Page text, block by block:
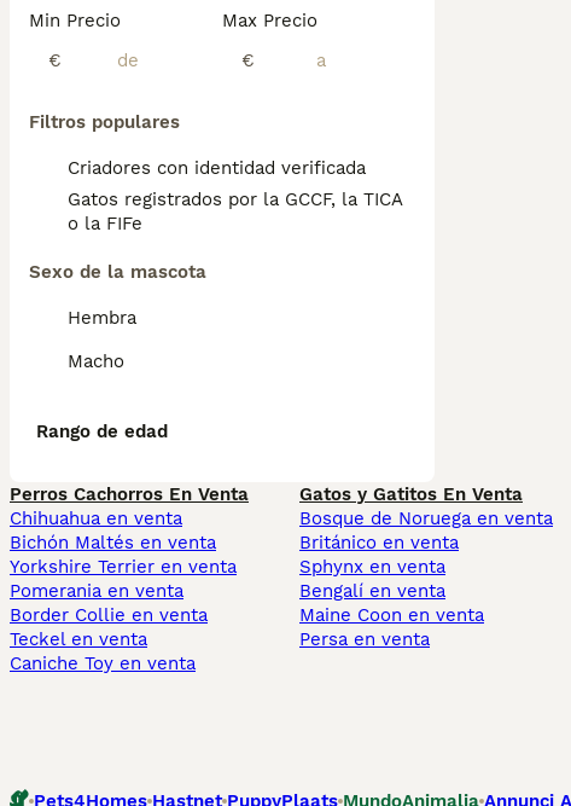
Min Precio
€
Max Precio
€
Filtros populares
Criadores con identidad verificada
Gatos registrados por la GCCF, la TICA
o la FIFe
Sexo de la mascota
Hembra
Macho
Rango de edad
Perros Cachorros En Venta
Chihuahua en venta
Bichón Maltés en venta
Yorkshire Terrier en venta
Pomerania en venta
Border Collie en venta
Teckel en venta
Caniche Toy en venta
Gatos y Gatitos En Venta
Bosque de Noruega en venta
Británico en venta
Sphynx en venta
Bengalí en venta
Maine Coon en venta
Persa en venta
Pets4Homes Hastnet PuppyPlaats MundoAnimalia Annunci